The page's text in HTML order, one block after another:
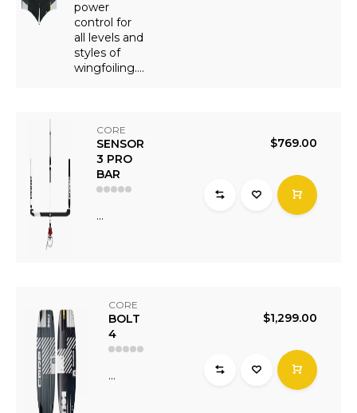
power
control for
all levels and
styles of
wingfoiling....
CORE
SENSOR
3 PRO
BAR
...
$769.00
CORE
BOLT
4
...
$1,299.00